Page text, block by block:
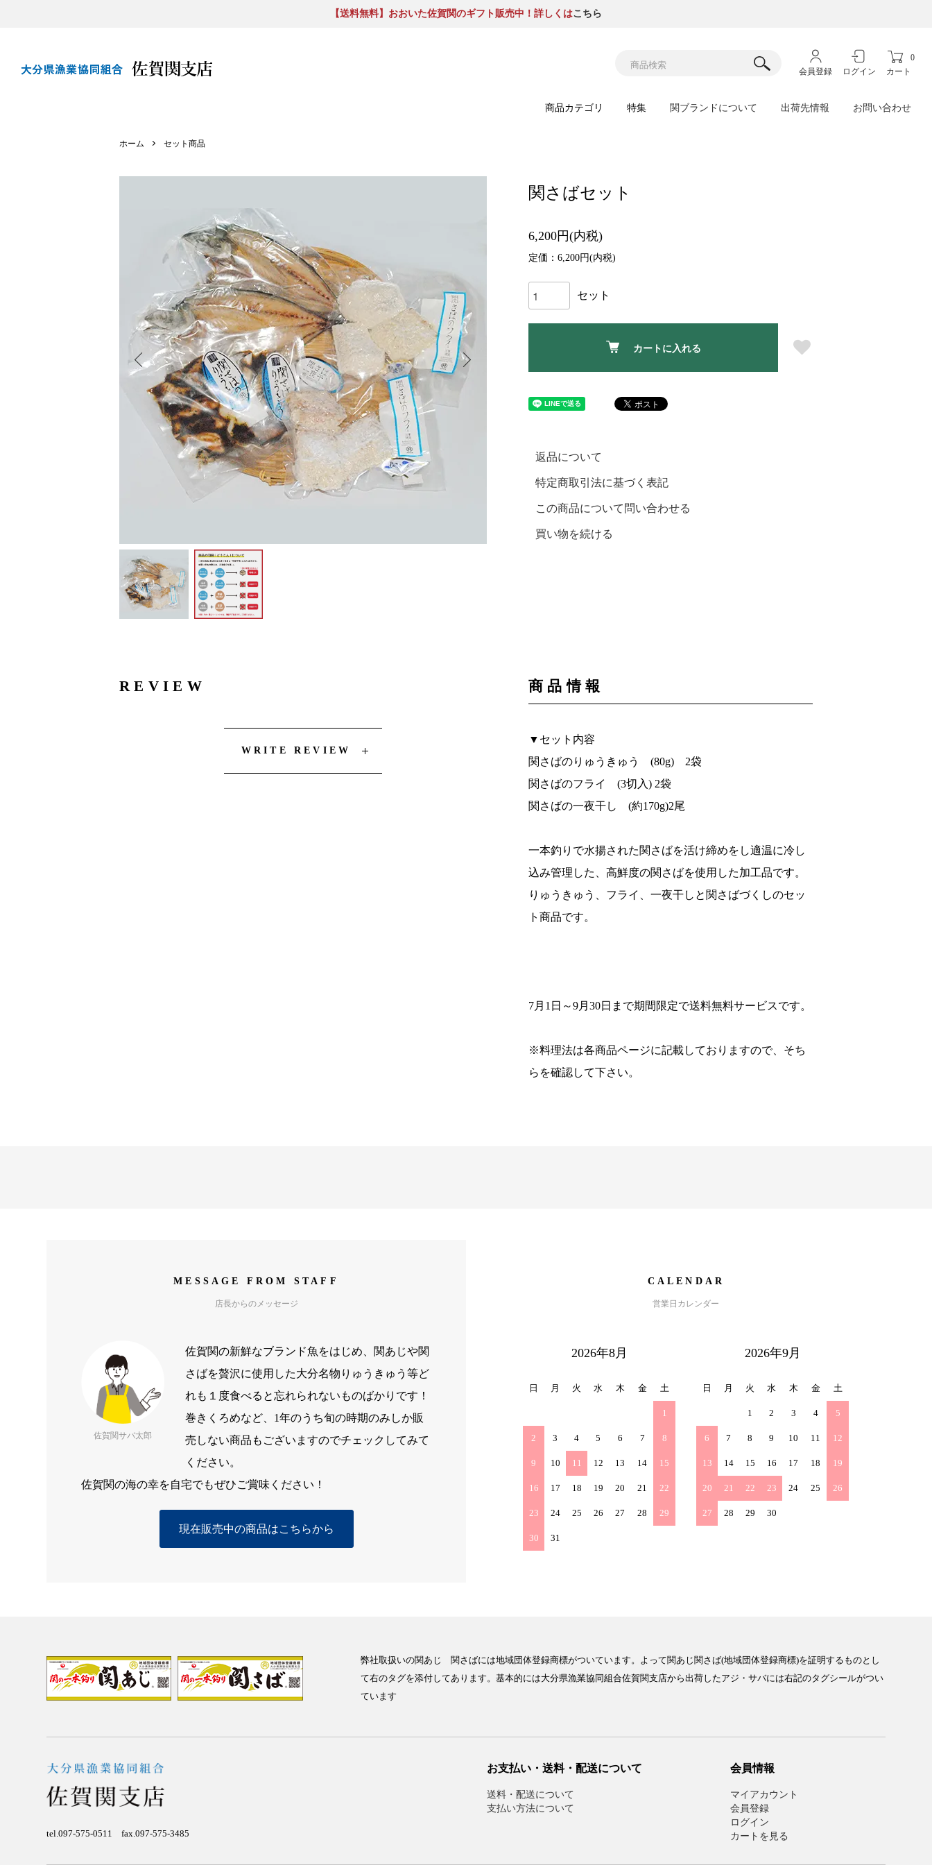
【送料無料】おおいた佐賀関のギフト販売中！詳しくはこちら
商品カテゴリ 特集 関ブランドについて 出荷先情報 お問い合わせ
会員登録 ログイン カート
0
ホーム セット商品
関さばセット
6,200円(内税)
定価：6,200円(内税)
セット
カートに入れる
返品について
特定商取引法に基づく表記
この商品について問い合わせる
買い物を続ける
商品情報
▼セット内容
関さばのりゅうきゅう (80g) 2袋
関さばのフライ (3切入) 2袋
関さばの一夜干し (約170g)2尾
一本釣りで水揚された関さばを活け締めをし適温に冷し
込み管理した、高鮮度の関さばを使用した加工品です。
りゅうきゅう、フライ、一夜干しと関さばづくしのセッ
ト商品です。
7月1日～9月30日まで期間限定で送料無料サービスです。
※料理法は各商品ページに記載しておりますので、そち
らを確認して下さい。
REVIEW
WRITE REVIEW
MESSAGE FROM STAFF
店長からのメッセージ
佐賀関サバ太郎
佐賀関の新鮮なブランド魚をはじめ、関あじや関
さばを贅沢に使用した大分名物りゅうきゅう等ど
れも１度食べると忘れられないものばかりです！
巻きくろめなど、1年のうち旬の時期のみしか販
売しない商品もございますのでチェックしてみて
ください。
佐賀関の海の幸を自宅でもぜひご賞味ください！
現在販売中の商品はこちらから
CALENDAR
営業日カレンダー
2026年8月
日 月 火 水 木 金 土
1
2 3 4 5 6 7 8
9 10 11 12 13 14 15
16 17 18 19 20 21 22
23 24 25 26 27 28 29
30 31
2026年9月
日 月 火 水 木 金 土
1 2 3 4 5
6 7 8 9 10 11 12
13 14 15 16 17 18 19
20 21 22 23 24 25 26
27 28 29 30
弊社取扱いの関あじ 関さばには地域団体登録商標がついています。よって関あじ関さば(地域団体登録商標)を証明するものとし
て右のタグを添付してあります。基本的には大分県漁業協同組合佐賀関支店から出荷したアジ・サバには右記のタグシールがつい
ています
tel.097-575-0511 fax.097-575-3485
お支払い・送料・配送について
送料・配送について
支払い方法について
会員情報
マイアカウント
会員登録
ログイン
カートを見る